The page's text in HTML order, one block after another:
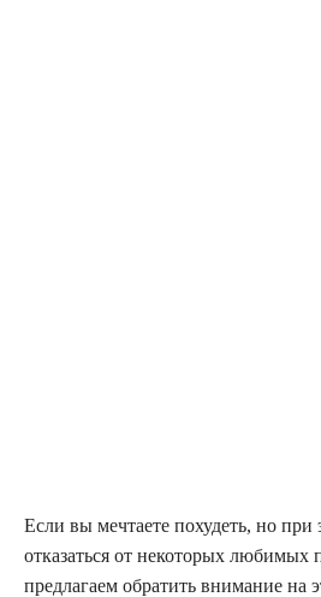
Если вы мечтаете похудеть, но
отказаться от некоторых любимых
предлагаем обратить внимание на